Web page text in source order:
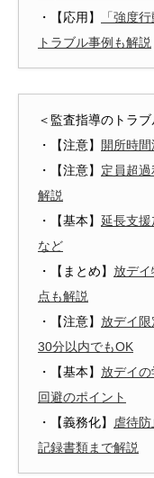
・【応用】
「強度
トラブル事例も解説
＜監査指導のトラ
・【注意】
開所時
・【注意】 定員超
解説
・【基本】 延長支
など
・【まとめ】 放デ
点も解説
・【注意】 放デイ
30分以内でもOK
・【基本】 放デイ
回避のポイント
・【義務化】
虐待
記録書類まで解説